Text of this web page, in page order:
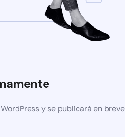
y se publicará en breve